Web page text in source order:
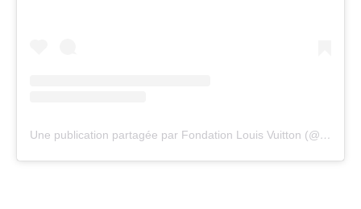
Une publication partagée par Fondation Louis Vuitton (@fondationlv)